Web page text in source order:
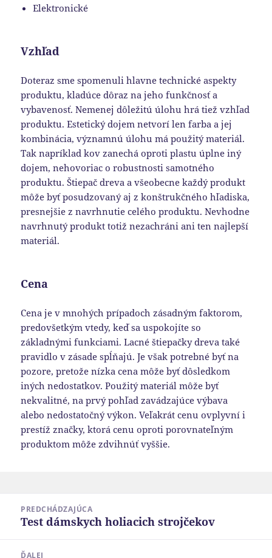
Elektronické
Vzhľad
Doteraz sme spomenuli hlavne technické aspekty
produktu, kladúce dôraz na jeho funkčnosť a
vybavenosť. Nemenej dôležitú úlohu hrá tiež vzhľad
produktu. Estetický dojem netvorí len farba a jej
kombinácia, významnú úlohu má použitý materiál.
Tak napríklad kov zanechá oproti plastu úplne iný
dojem, nehovoriac o robustnosti samotného
produktu. Štiepač dreva a všeobecne každý produkt
môže byť posudzovaný aj z konštrukčného hľadiska,
presnejšie z navrhnutie celého produktu. Nevhodne
navrhnutý produkt totiž nezachráni ani ten najlepší
materiál.
Cena
Cena je v mnohých prípadoch zásadným faktorom,
predovšetkým vtedy, keď sa uspokojíte so
základnými funkciami. Lacné štiepačky dreva také
pravidlo v zásade spĺňajú. Je však potrebné byť na
pozore, pretože nízka cena môže byť dôsledkom
iných nedostatkov. Použitý materiál môže byť
nekvalitné, na prvý pohľad zavádzajúce výbava
alebo nedostatočný výkon. Veľakrát cenu ovplyvní i
prestíž značky, ktorá cenu oproti porovnateľným
produktom môže zdvihnúť vyššie.
článku
PREDCHÁDZAJÚCA
Predchádzajúci
Test dámskych holiacich strojčekov
ĎALEJ